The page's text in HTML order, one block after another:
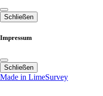
Schließen
Impressum
Schließen
Made in LimeSurvey